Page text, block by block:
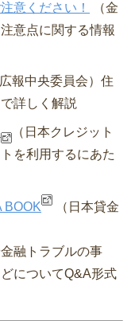
意ください！
（金
意点に関する情報
報中央委員会） 住
詳しく解説
（日本クレジット
を利用するにあた
BOOK
（日本貸金
融トラブルの事
についてQ&A形式